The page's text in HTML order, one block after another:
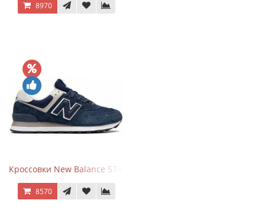
8970
Кроссовки New Balance 574 Navy Blue White
8570